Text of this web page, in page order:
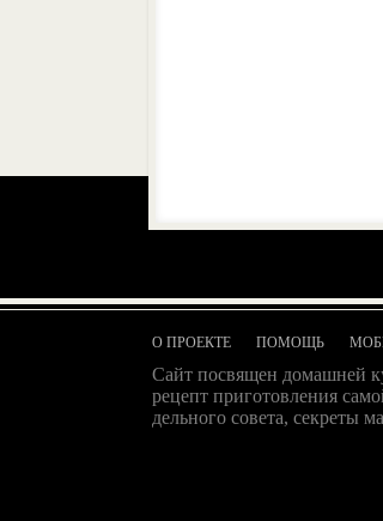
О ПРОЕКТЕ ПОМОЩЬ
Сайт посвящен домашней
рецепт приготовления
дельного совета, секреты